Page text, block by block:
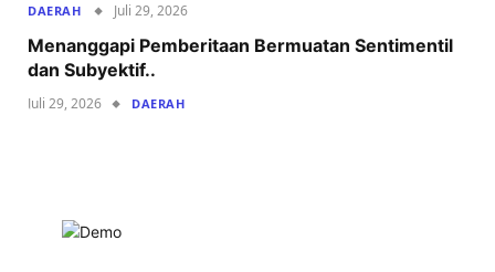
DAERAH Juli 29, 2026
Menanggapi Pemberitaan Bermuatan Sentimentil
dan Subyektif..
Juli 29, 2026 DAERAH